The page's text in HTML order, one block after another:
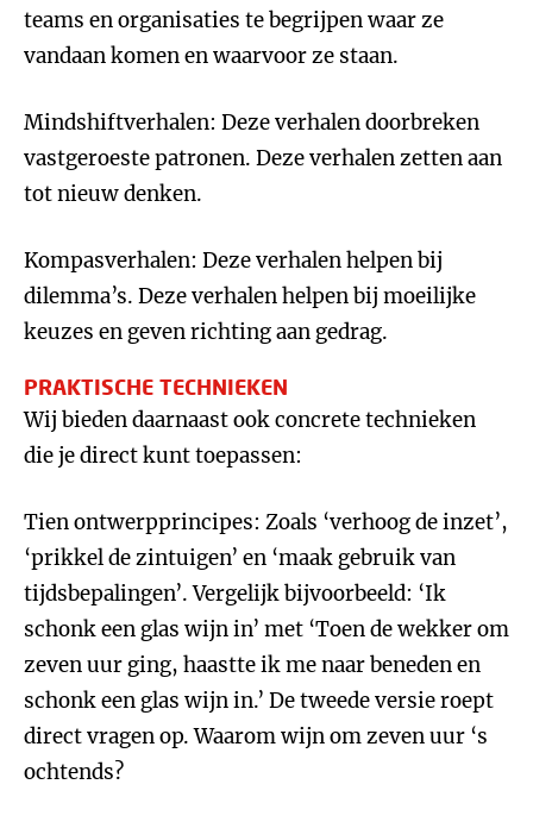
teams en organisaties te begrijpen waar ze
vandaan komen en waarvoor ze staan.
Mindshiftverhalen: Deze verhalen doorbreken
vastgeroeste patronen. Deze verhalen zetten aan
tot nieuw denken.
Kompasverhalen: Deze verhalen helpen bij
dilemma’s. Deze verhalen helpen bij moeilijke
keuzes en geven richting aan gedrag.
PRAKTISCHE TECHNIEKEN
Wij bieden daarnaast ook concrete technieken
die je direct kunt toepassen:
Tien ontwerpprincipes: Zoals ‘verhoog de inzet’,
‘prikkel de zintuigen’ en ‘maak gebruik van
tijdsbepalingen’. Vergelijk bijvoorbeeld: ‘Ik
schonk een glas wijn in’ met ‘Toen de wekker om
zeven uur ging, haastte ik me naar beneden en
schonk een glas wijn in.’ De tweede versie roept
direct vragen op. Waarom wijn om zeven uur ‘s
ochtends?